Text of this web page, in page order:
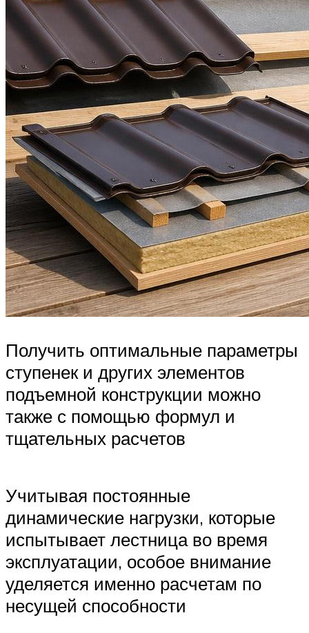
Получить оптимальные параметры
ступенек и других элементов
подъемной конструкции можно
также с помощью формул и
тщательных расчетов
Учитывая постоянные
динамические нагрузки, которые
испытывает лестница во время
эксплуатации, особое внимание
уделяется именно расчетам по
несущей способности